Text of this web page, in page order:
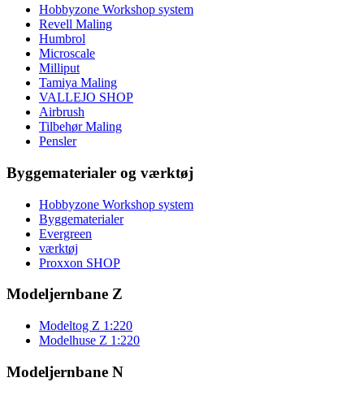
Hobbyzone Workshop system
Revell Maling
Humbrol
Microscale
Milliput
Tamiya Maling
VALLEJO SHOP
Airbrush
Tilbehør Maling
Pensler
Byggematerialer og værktøj
Hobbyzone Workshop system
Byggematerialer
Evergreen
værktøj
Proxxon SHOP
Modeljernbane Z
Modeltog Z 1:220
Modelhuse Z 1:220
Modeljernbane N